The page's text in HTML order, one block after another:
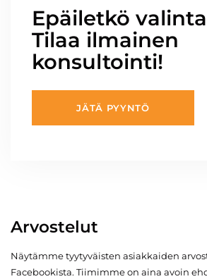
Epäiletkö
Tilaa ilmainen
konsultointi!
JÄTÄ PYYNTÖ
Arvostelut
Näytämme tyytyväisten asiakkaiden
Facebookista. Tiimimme on aina avoin